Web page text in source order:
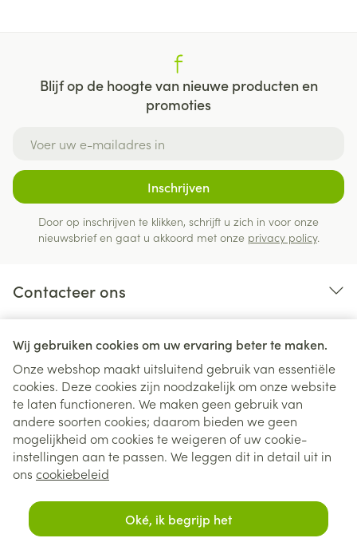
Wij gebruiken cookies om uw ervaring beter te maken.
Onze webshop maakt uitsluitend gebruik van essentiële
cookies. Deze cookies zijn noodzakelijk om onze website
te laten functioneren. We maken geen gebruik van
andere soorten cookies; daarom bieden we geen
mogelijkheid om cookies te weigeren of uw cookie-
instellingen aan te passen. We leggen dit in detail uit in
ons cookiebeleid
Oké, ik begrijp het
Blijf op de hoogte van nieuwe producten en
promoties
Inschrijven
Door op inschrijven te klikken, schrijft u zich in voor onze
nieuwsbrief en gaat u akkoord met onze privacy policy.
Contacteer ons
Juridische links